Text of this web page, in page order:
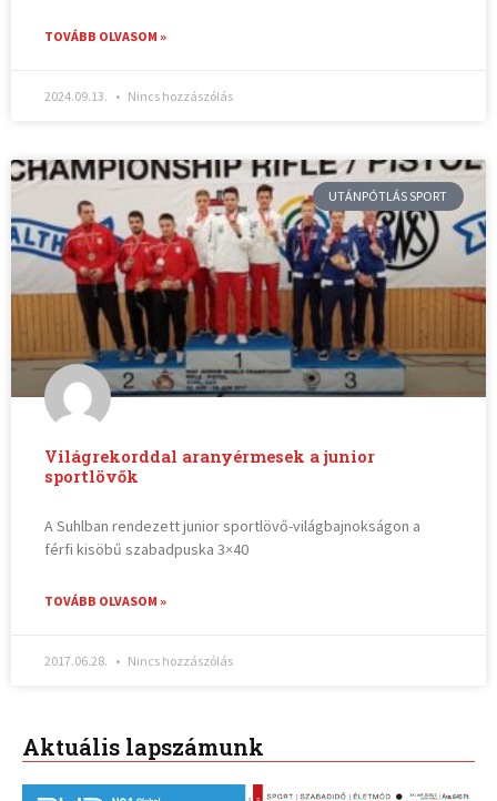
TOVÁBB OLVASOM »
2024.09.13. Nincs hozzászólás
UTÁNPÓTLÁS SPORT
Világrekorddal aranyérmesek a junior
sportlövők
A Suhlban rendezett junior sportlövő-világbajnokságon a
férfi kisöbű szabadpuska 3×40
TOVÁBB OLVASOM »
2017.06.28. Nincs hozzászólás
Aktuális lapszámunk